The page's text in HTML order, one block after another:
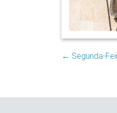
Episcopal
Sé
Setor
← Segunda-